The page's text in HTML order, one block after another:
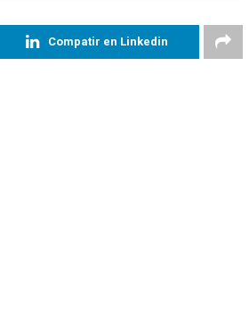
Compatir en Linkedin